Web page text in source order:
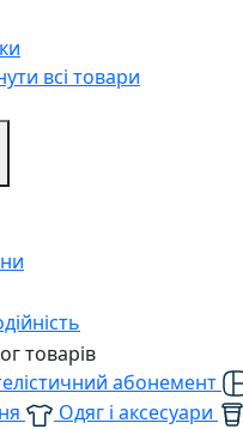
всі товари
товарів
абонемент
Одяг і аксесуари